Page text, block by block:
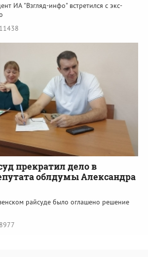
ИА "Взгляд-инфо" встретился с экс-
11438
прекратил дело в
облдумы Александра
райсуде было оглашено решение
8977